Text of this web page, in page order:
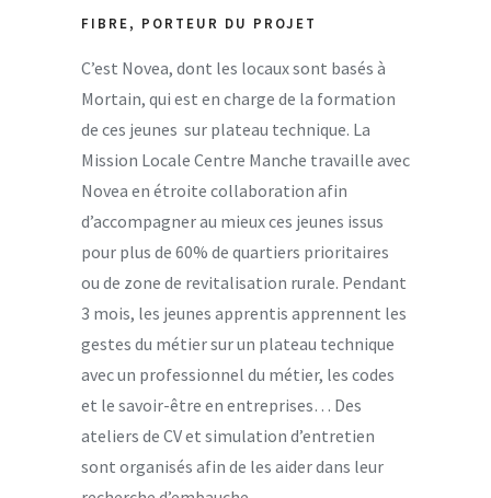
FIBRE, PORTEUR DU PROJET
C’est Novea, dont les locaux sont basés à
Mortain, qui est en charge de la formation
de ces jeunes sur plateau technique. La
Mission Locale Centre Manche travaille avec
Novea en étroite collaboration afin
d’accompagner au mieux ces jeunes issus
pour plus de 60% de quartiers prioritaires
ou de zone de revitalisation rurale. Pendant
3 mois, les jeunes apprentis apprennent les
gestes du métier sur un plateau technique
avec un professionnel du métier, les codes
et le savoir-être en entreprises… Des
ateliers de CV et simulation d’entretien
sont organisés afin de les aider dans leur